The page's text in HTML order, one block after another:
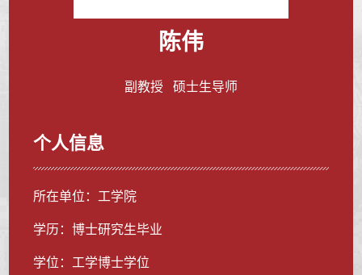
陈伟
副教授 硕士生导师
个人信息
所在单位：工学院
学历：博士研究生毕业
学位：工学博士学位